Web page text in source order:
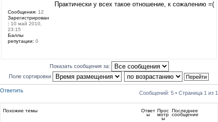
Практически у всех такое отношение, к сожалению =(
Сообщения: 12
Зарегистрирован
: 10 май 2010,
23:15
Баллы
репутации: 0
Показать сообщения за:
Поле сортировки
Ответить Сообщений: 5 • Страница 1 из 1
Похожие темы Ответ
ы
Прос
мотр
ы
Последнее
сообщение